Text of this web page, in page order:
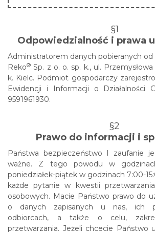
§1
Odpowiedzialność i prawa
Administratorem danych pobieranych
Reko® Sp. z o. o. sp. k., ul.
k. Kielc. Podmiot gospodarczy
Ewidencji i Informacji o Działalności
9591961930.
§2
Prawo do informacji i
Państwa bezpieczeństwo I zaufanie
ważne. Z tego powodu w
poniedziałek-piątek w godzinach 7:00-
każde pytanie w kwestii
osobowych. Macie Państwo prawo do
o danych zapisanych u nas, ich
odbiorcach, a także o celu,
przetwarzania. Jeżeli chcecie Państwo